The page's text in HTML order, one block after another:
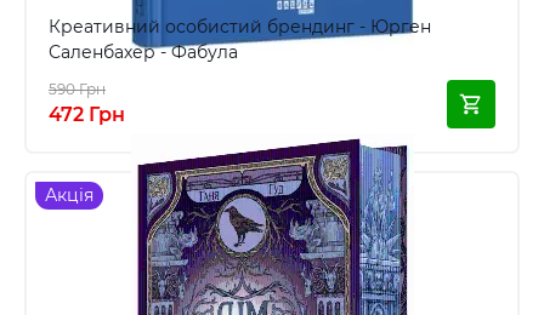
Креативний особистий брендинг - Юрген
Саленбахер - Фабула
590 Грн
472 Грн
Акція